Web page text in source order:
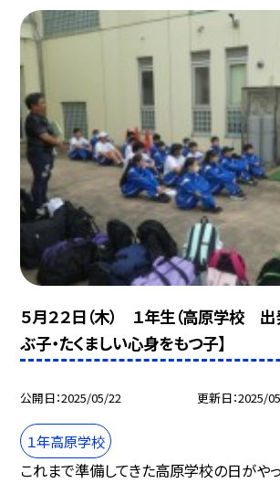
５月２２日（木） １年生（高原学校 出
ぶ子・たくましい心身をもつ子】
公開日 2025/05/22 更新日 2025/
１年高原学校
これまで準備してきた高原学校の日がや